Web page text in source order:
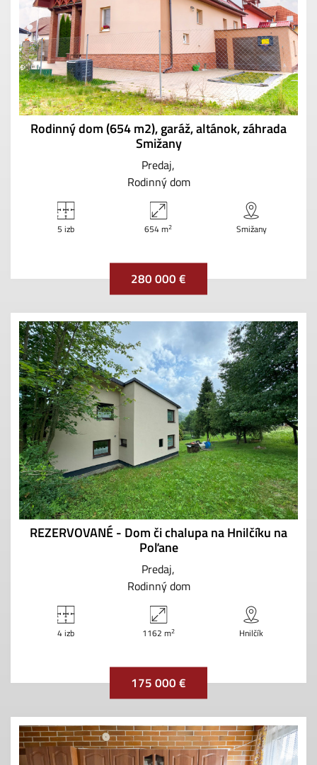
Rodinný dom (654 m2), garáž, altánok, záhrada
Smižany
Predaj
Rodinný dom
5 izb 654 m2 Smižany
280 000 €
REZERVOVANÉ - Dom či chalupa na Hnilčíku na
Poľane
Predaj
Rodinný dom
4 izb 1162 m2 Hnilčík
175 000 €